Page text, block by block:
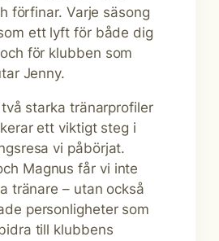
förfinar. Varje säsong
ett lyft för både dig
för klubben som
Jenny.
starka tränarprofiler
ett viktigt steg i
vi påbörjat.
Magnus får vi inte
tränare – utan också
personligheter som
till klubbens